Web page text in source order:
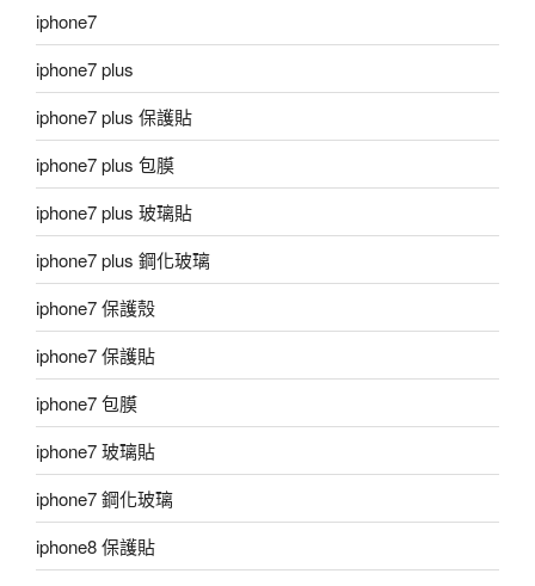
iphone7
iphone7 plus
iphone7 plus 保護貼
iphone7 plus 包膜
iphone7 plus 玻璃貼
iphone7 plus 鋼化玻璃
iphone7 保護殼
iphone7 保護貼
iphone7 包膜
iphone7 玻璃貼
iphone7 鋼化玻璃
iphone8 保護貼